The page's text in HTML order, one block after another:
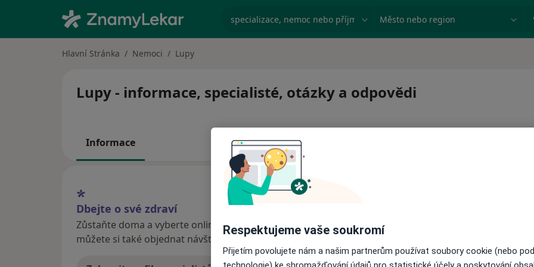
specializace, nemoc nebo příjmení Město nebo region
Hlavní Stránka Nemoci Lupy
Lupy - informace, specialisté, otázky a odpovědi
Informace
Dbejte o své zdraví
Zůstaňte doma a vyberte online konzultaci pro zahájení nebo pokračování léčby. Pokud to
můžete si také objednat návštěvu v ordinaci.
Respektujeme vaše soukromí
Přijetím povolujete nám a našim partnerům používat soubory cookie (nebo